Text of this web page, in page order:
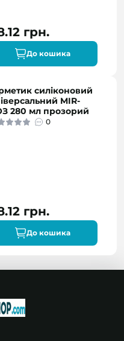
грн.
До кошика
силіконовий
MIR-
280 мл прозорий
0
грн.
До кошика